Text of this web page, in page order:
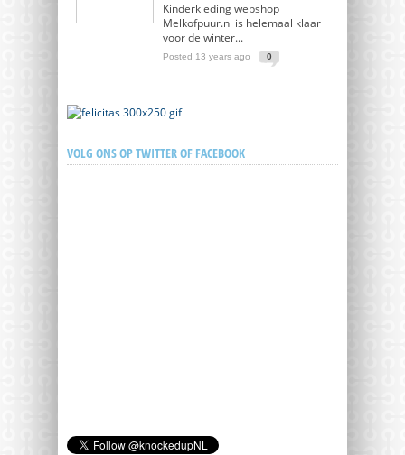
Kinderkleding webshop
Melkofpuur.nl is helemaal klaar
voor de winter...
Posted 13 years ago 0
VOLG ONS OP TWITTER OF FACEBOOK